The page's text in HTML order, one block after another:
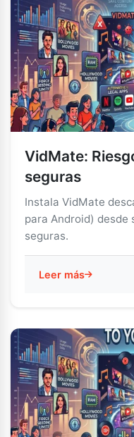
VidMate:
seguras
Instala VidMate
para Android) desde
seguras.
Leer más